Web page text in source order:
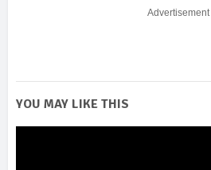
Advertisement
YOU MAY LIKE THIS